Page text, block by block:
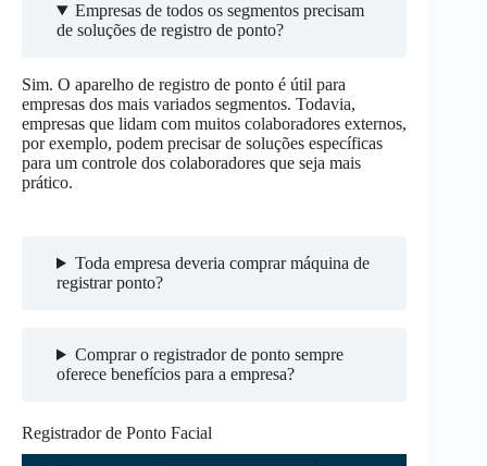
Empresas de todos os segmentos precisam
de soluções de registro de ponto?
Sim. O aparelho de registro de ponto é útil para
empresas dos mais variados segmentos. Todavia,
empresas que lidam com muitos colaboradores externos,
por exemplo, podem precisar de soluções específicas
para um controle dos colaboradores que seja mais
prático.
Toda empresa deveria comprar máquina de
registrar ponto?
Comprar o registrador de ponto sempre
oferece benefícios para a empresa?
Registrador de Ponto Facial